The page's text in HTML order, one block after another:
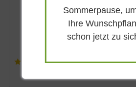
bis
(4)
Sommerpause,
Ihre
schon jetzt zu